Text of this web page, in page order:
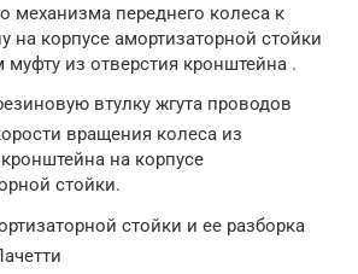
механизма переднего колеса к
на корпусе амортизаторной стойки
из отверстия кронштейна .
втулку жгута проводов
вращения колеса из
на корпусе
стойки.
стойки и ее разборка